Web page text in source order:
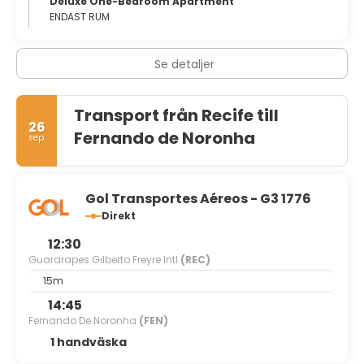
ENDAST RUM
Se detaljer
26
sep.
Transport från Recife till
Fernando de Noronha
Gol Transportes Aéreos - G3 1776
Direkt
12:30
Guararapes Gilberto Freyre Intl (REC)
15m
14:45
Fernando De Noronha (FEN)
1 handväska